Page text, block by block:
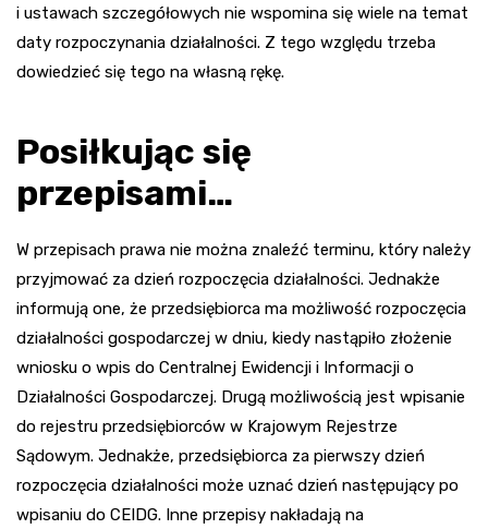
i ustawach szczegółowych nie wspomina się wiele na temat
daty rozpoczynania działalności. Z tego względu trzeba
dowiedzieć się tego na własną rękę.
Posiłkując się
przepisami…
W przepisach prawa nie można znaleźć terminu, który należy
przyjmować za dzień rozpoczęcia działalności. Jednakże
informują one, że przedsiębiorca ma możliwość rozpoczęcia
działalności gospodarczej w dniu, kiedy nastąpiło złożenie
wniosku o wpis do Centralnej Ewidencji i Informacji o
Działalności Gospodarczej. Drugą możliwością jest wpisanie
do rejestru przedsiębiorców w Krajowym Rejestrze
Sądowym. Jednakże, przedsiębiorca za pierwszy dzień
rozpoczęcia działalności może uznać dzień następujący po
wpisaniu do CEIDG. Inne przepisy nakładają na